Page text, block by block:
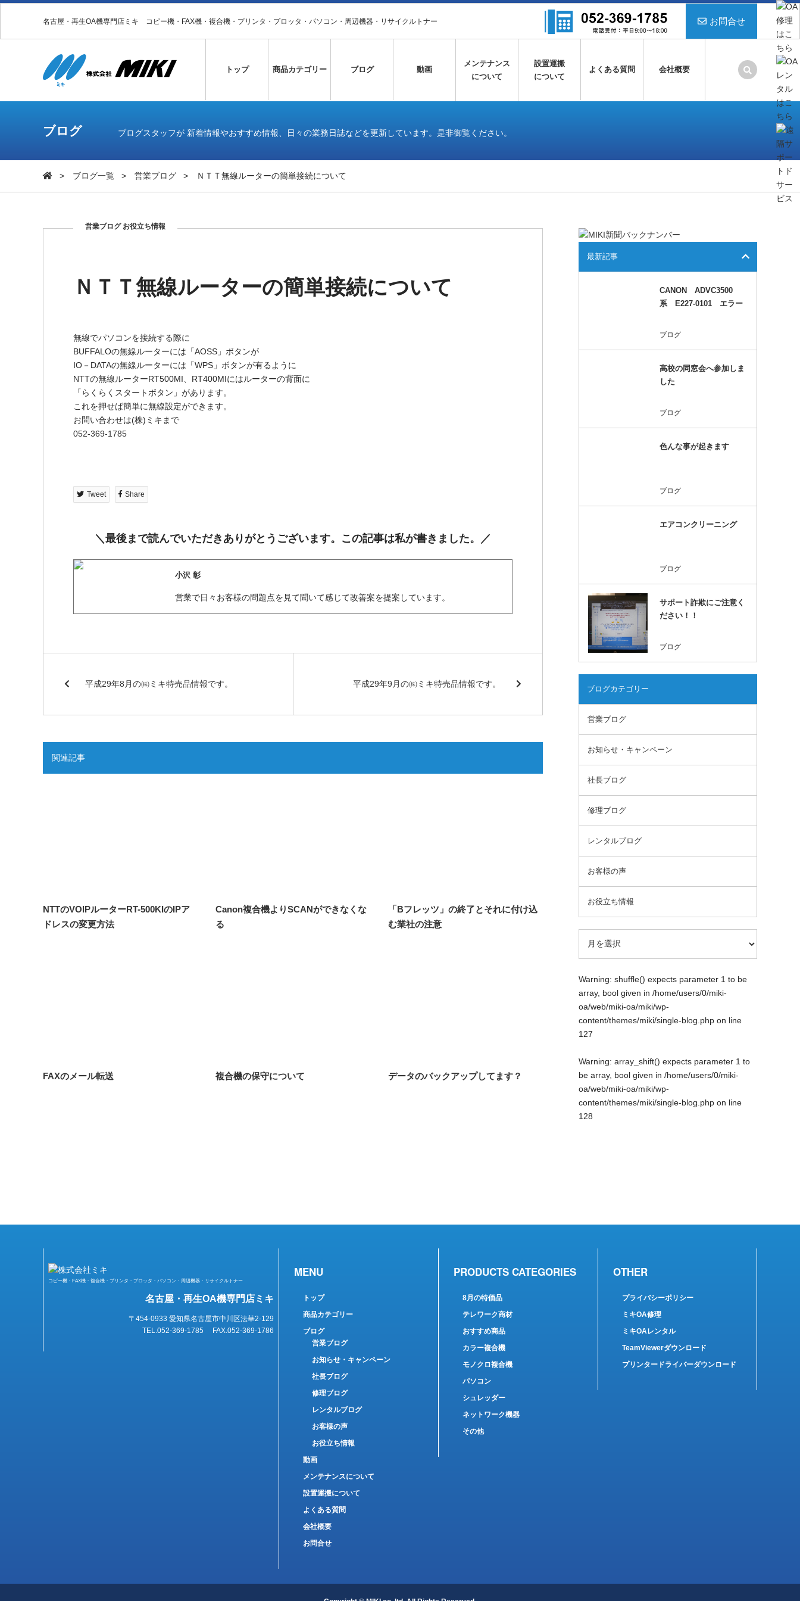
名古屋・再生OA機専門店ミキ コピー機・FAX機・複合機・プリンタ・プロッタ・パソコン・周辺機器・リサイクルトナー お問合せ
トップ 商品カテゴリー ブログ 動画
メンテナンス
について
設置運搬
について
よくある質問 会社概要
ブログ ブログスタッフが 新着情報やおすすめ情報、日々の業務日誌などを更新しています。是非御覧ください。
ブログ一覧 営業ブログ ＮＴＴ無線ルーターの簡単接続について
営業ブログ お役立ち情報
ＮＴＴ無線ルーターの簡単接続について
無線でパソコンを接続する際に
BUFFALOの無線ルーターには「AOSS」ボタンが
IO－DATAの無線ルーターには「WPS」ボタンが有るように
NTTの無線ルーターRT500MI、RT400MIにはルーターの背面に
「らくらくスタートボタン」があります。
これを押せば簡単に無線設定ができます。
お問い合わせは(株)ミキまで
052-369-1785
Tweet Share
＼最後まで読んでいただきありがとうございます。この記事は私が書きました。／
小沢 彰
営業で日々お客様の問題点を見て聞いて感じて改善案を提案しています。
平成29年8月の㈱ミキ特売品情報です。 平成29年9月の㈱ミキ特売品情報です。
関連記事
NTTのVOIPルーターRT-500KIのIPア
ドレスの変更方法
Canon複合機よりSCANができなくな
る
「Bフレッツ」の終了とそれに付け込
む業社の注意
FAXのメール転送 複合機の保守について データのバックアップしてます？
最新記事
CANON ADVC3500
系 E227-0101 エラー
ブログ
高校の同窓会へ参加しま
した
ブログ
色んな事が起きます
ブログ
エアコンクリーニング
ブログ
サポート詐欺にご注意く
ださい！！
ブログ
ブログカテゴリー
営業ブログ
お知らせ・キャンペーン
社長ブログ
修理ブログ
レンタルブログ
お客様の声
お役立ち情報
Warning: shuffle() expects parameter 1 to be
array, bool given in /home/users/0/miki-
oa/web/miki-oa/miki/wp-
content/themes/miki/single-blog.php on line
127
Warning: array_shift() expects parameter 1 to
be array, bool given in /home/users/0/miki-
oa/web/miki-oa/miki/wp-
content/themes/miki/single-blog.php on line
128
コピー機・FAX機・複合機・プリンタ・プロッタ・パソコン・周辺機器・リサイクルトナー
名古屋・再生OA機専門店ミキ
〒454-0933 愛知県名古屋市中川区法華2-129
TEL.052-369-1785 FAX.052-369-1786
MENU
トップ
商品カテゴリー
ブログ
営業ブログ
お知らせ・キャンペーン
社長ブログ
修理ブログ
レンタルブログ
お客様の声
お役立ち情報
動画
メンテナンスについて
設置運搬について
よくある質問
会社概要
お問合せ
PRODUCTS CATEGORIES
8月の特価品
テレワーク商材
おすすめ商品
カラー複合機
モノクロ複合機
パソコン
シュレッダー
ネットワーク機器
その他
OTHER
プライバシーポリシー
ミキOA修理
ミキOAレンタル
TeamViewerダウンロード
プリンタードライバーダウンロード